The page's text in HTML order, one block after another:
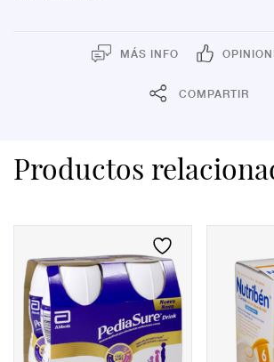
MÁS INFO
COMPARTIR
Productos